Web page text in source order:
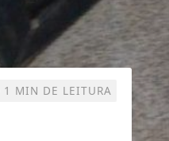
1 MIN DE LEITURA